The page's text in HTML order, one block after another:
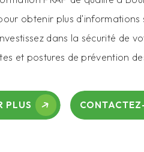
obtenir plus d'informations
dans la sécurité de
et postures de prévention
PLUS